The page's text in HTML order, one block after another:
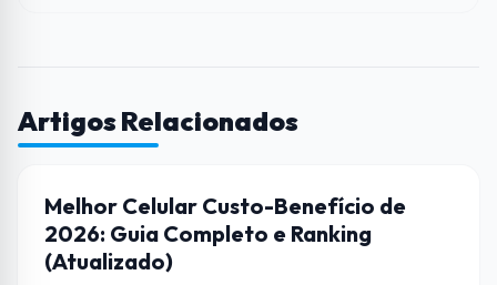
Artigos Relacionados
DICAS
Melhor Celular Custo-Benefício de
2026: Guia Completo e Ranking
(Atualizado)